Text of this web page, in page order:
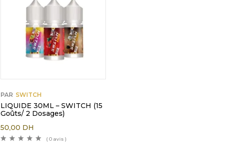
PAR SWITCH
LIQUIDE 30ML – SWITCH (15
Goûts/ 2 Dosages)
50,00 DH
( 0 avis )